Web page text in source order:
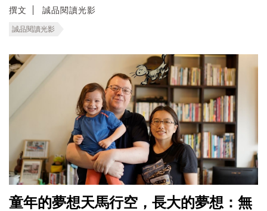
撰文 誠品閱讀光影
誠品閱讀光影
童年的夢想天馬行空，長大的夢想：無